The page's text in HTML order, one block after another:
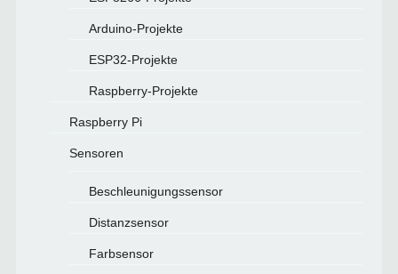
Arduino-Projekte
ESP32-Projekte
Raspberry-Projekte
Raspberry Pi
Sensoren
Beschleunigungssensor
Distanzsensor
Farbsensor